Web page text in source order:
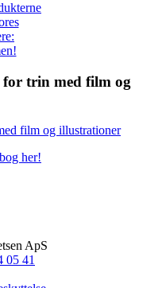
trin med film og
her!
ApS
05 41